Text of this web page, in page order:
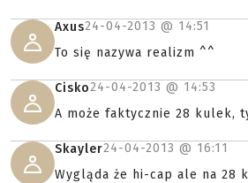
Axus24-04-2013 @ 14:51
To się nazywa realizm ^^
Cisko24-04-2013 @ 14:53
A może faktycznie 28 kulek,
Skayler24-04-2013 @ 16:11
Wygląda że hi-cap ale na 28